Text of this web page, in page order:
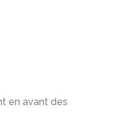
en avant des